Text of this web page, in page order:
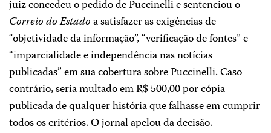
juiz concedeu o pedido de Puccinelli e sentenciou o
Correio do Estadoa satisfazer as exigências de
“objetividade da informação”, “verificação de fontes” e
“imparcialidade e independência nas notícias
publicadas” em sua cobertura sobre Puccinelli. Caso
contrário, seria multado em R$ 500,00 por cópia
publicada de qualquer história que falhasse em cumprir
todos os critérios. O jornal apelou da decisão.